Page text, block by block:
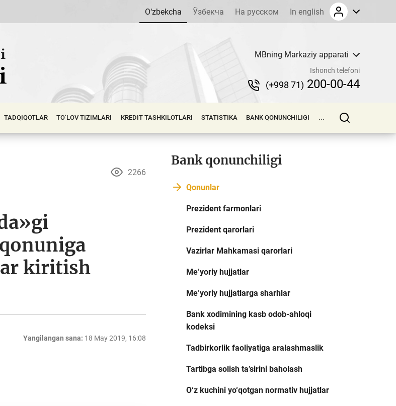
O‘zbekcha Ўзбекча На русском In english
MBning Markaziy apparati
Ishonch telefoni
(+998 71) 200-00-44
TADQIQOTLAR TO‘LOV TIZIMLARI KREDIT TASHKILOTLARI STATISTIKA BANK QONUNCHILIGI ...
2266
kiritish
Yangilangan sana: 18 May 2019, 16:08
Bank qonunchiligi
Qonunlar
Prezident farmonlari
Prezident qarorlari
Vazirlar Mahkamasi qarorlari
Me’yoriy hujjatlar
Me’yoriy hujjatlarga sharhlar
Bank xodimining kasb odob-ahloqi
kodeksi
Tadbirkorlik faoliyatiga aralashmaslik
Tartibga solish ta’sirini baholash
O‘z kuchini yo‘qotgan normativ hujjatlar